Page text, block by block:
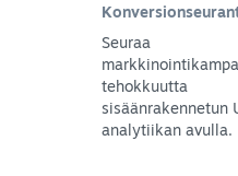
Seuraa
tehokkuutta
sisäänrakennetun
analytiikan avulla.